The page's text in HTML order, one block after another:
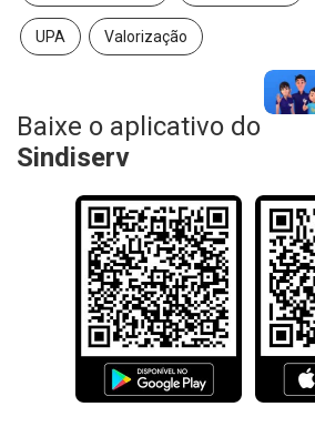
UPA Valorização
Baixe o aplicativo do
Sindiserv